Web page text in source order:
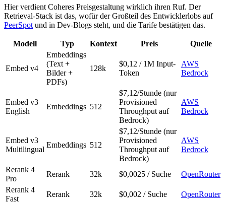
Hier verdient Coheres Preisgestaltung wirklich ihren Ruf. Der
Retrieval-Stack ist das, wofür der Großteil des Entwicklerlobs auf
PeerSpot und in Dev-Blogs steht, und die Tarife bestätigen das.
Modell Typ Kontext Preis Quelle
Embed v4
Embeddings
(Text +
Bilder +
PDFs)
128k
$0,12 / 1M Input-
Token
AWS
Bedrock
Embed v3
English
Embeddings 512
$7,12/Stunde (nur
Provisioned
Throughput auf
Bedrock)
AWS
Bedrock
Embed v3
Multilingual
Embeddings 512
$7,12/Stunde (nur
Provisioned
Throughput auf
Bedrock)
AWS
Bedrock
Rerank 4
Pro
Rerank 32k $0,0025 / Suche
OpenRouter
Rerank 4
Fast
Rerank 32k $0,002 / Suche OpenRouter